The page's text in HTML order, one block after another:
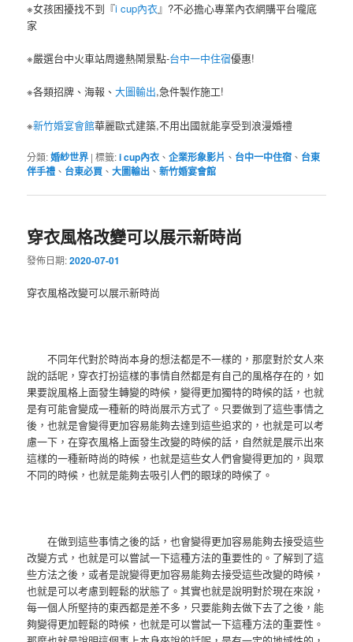
※女孩困擾找不到『i cup內衣』?不必擔心專業內衣網購平台嚨底
家
※嚴選台中火車站周邊熱鬧景點-台中一中住宿優惠!
※各類招牌、海報、大圖輸出,急件製作施工!
※新竹婚宴會館華麗歐式建築,不用出國就能享受到浪漫婚禮
分類:婚紗世界 |標籤:i cup內衣 、企業形象影片 、 台中一中住宿 、 台東
伴手禮 、 台東必買 、大圖輸出 、新竹婚宴會館
穿衣風格改變可以展示新時尚
發佈日期:2020-07-01
穿衣風格改變可以展示新時尚
不同年代對於時尚本身的想法都是不一樣的，那麼對於女人來
說的話呢，穿衣打扮這樣的事情自然都是有自己的風格存在的，如
果要說風格上面發生轉變的時候，變得更加獨特的時候的話，也就
是有可能會變成一種新的時尚展示方式了。只要做到了這些事情之
後，也就是會變得更加容易能夠去達到這些追求的，也就是可以考
慮一下，在穿衣風格上面發生改變的時候的話，自然就是展示出來
這樣的一種新時尚的時候，也就是這些女人們會變得更加的，與眾
不同的時候，也就是能夠去吸引人們的眼球的時候了。
在做到這些事情之後的話，也會變得更加容易能夠去接受這些
改變方式，也就是可以嘗試一下這種方法的重要性的。了解到了這
些方法之後，或者是說變得更加容易能夠去接受這些改變的時候，
也就是可以考慮到輕鬆的狀態了。其實也就是說明對於現在來說，
每一個人所堅持的東西都是差不多，只要能夠去做下去了之後，能
夠變得更加輕鬆的時候，也就是可以嘗試一下這種方法的重要性。